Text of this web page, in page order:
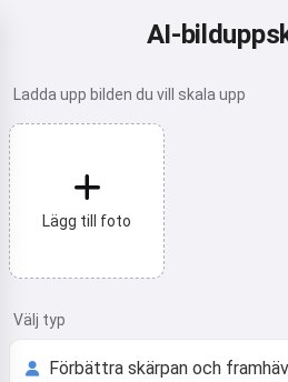
AI-
Ladda upp bilden du vill skala upp
Lägg till foto
Välj typ